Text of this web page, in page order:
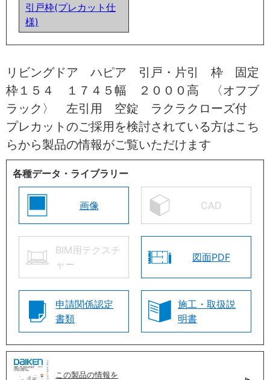
引戸枠(プレカット仕
様)
リビングドア ハピア 引戸・片引 枠 固定
枠１５４ １７４５幅 ２０００高 〈オフブ
ラック〉 左引用 空錠 ラクラクローズ付
プレカットのご採用を検討されている方はこち
らから製品の情報がご覧いただけます
各種データ・ライブラリー
画像 CAD
BIM用テクスチ
ャー
図面PDF
申請関係認定
書類
施工・取扱説
明書
この製品の情報を